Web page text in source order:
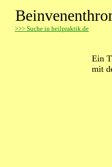
>>> Suche in heilpraktik.de
Ein
mit